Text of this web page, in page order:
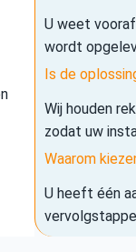
U weet
wordt
Is de
Wij houden
zodat uw
Waarom
U heeft één